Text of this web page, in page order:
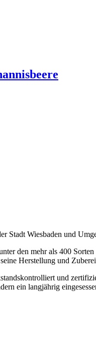
Stadt Wiesbaden und
den mehr als 400
Herstellung und
und
ein langjährig